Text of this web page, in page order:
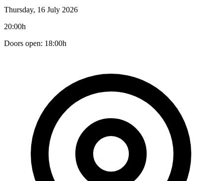
Thursday, 16 July 2026
20:00h
Doors open: 18:00h